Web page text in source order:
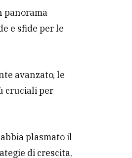
panorama
e sfide per le
avanzato, le
cruciali per
plasmato il
di crescita,